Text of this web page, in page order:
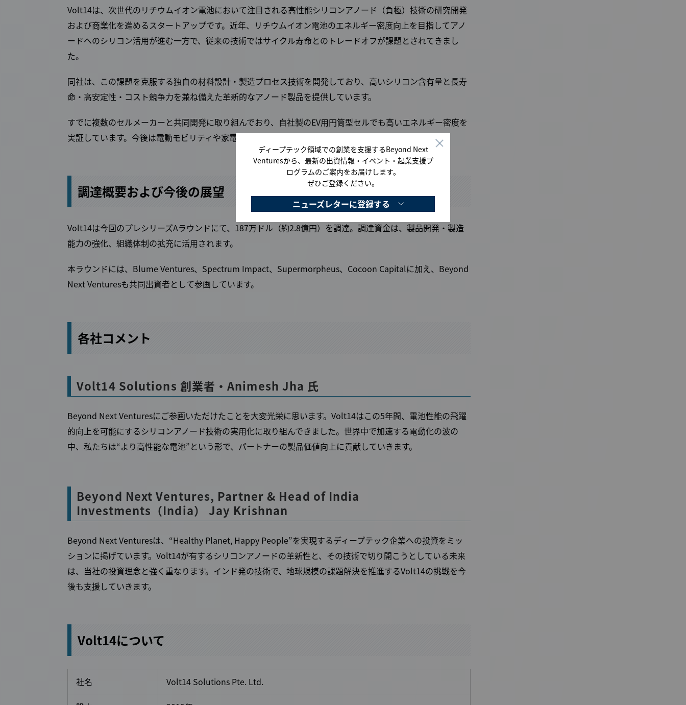
Volt14は、次世代のリチウムイオン電池において注目される高性能シリコンアノード（負極）技術の研究開発
および商業化を進めるスタートアップです。近年、リチウムイオン電池のエネルギー密度向上を目指してアノ
ードへのシリコン活用が進む一方で、従来の技術ではサイクル寿命とのトレードオフが課題とされてきまし
た。
同社は、この課題を克服する独自の材料設計・製造プロセス技術を開発しており、高いシリコン含有量と長寿
命・高安定性・コスト競争力を兼ね備えた革新的なアノード製品を提供しています。
すでに複数のセルメーカーと共同開発に取り組んでおり、自社製のEV用円筒型セルでも高いエネルギー密度を
実証しています。今後は電動モビリティや家電など幅広い分野での展開が期待されます。
調達概要および今後の展望
Volt14は今回のプレシリーズAラウンドにて、187万ドル（約2.8億円）を調達。調達資金は、製品開発・製造
能力の強化、組織体制の拡充に活用されます。
本ラウンドには、Blume Ventures、Spectrum Impact、Supermorpheus、Cocoon Capitalに加え、Beyond
Next Venturesも共同出資者として参画しています。
各社コメント
Volt14 Solutions 創業者・Animesh Jha 氏
Beyond Next Venturesにご参画いただけたことを大変光栄に思います。Volt14はこの5年間、電池性能の飛躍
的向上を可能にするシリコンアノード技術の実用化に取り組んできました。世界中で加速する電動化の波の
中、私たちは“より高性能な電池”という形で、パートナーの製品価値向上に貢献していきます。
Beyond Next Ventures, Partner & Head of India
Investments（India） Jay Krishnan
Beyond Next Venturesは、 “Healthy Planet, Happy People”を実現するディープテック企業への投資をミッ
ションに掲げています。Volt14が有するシリコンアノードの革新性と、その技術で切り開こうとしている未来
は、当社の投資理念と強く重なります。インド発の技術で、地球規模の課題解決を推進するVolt14の挑戦を今
後も支援していきます。
Volt14について
社名 Volt14 Solutions Pte. Ltd.
ディープテック領域での創業を支援するBeyond Next
Venturesから、最新の出資情報・イベント・起業支援プ
ログラムのご案内をお届けします。
ぜひご登録ください。
ニューズレターに登録する